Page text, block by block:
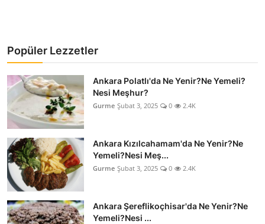
Popüler Lezzetler
Ankara Polatlı'da Ne Yenir?Ne Yemeli?
Nesi Meşhur?
Gurme Şubat 3, 2025 0 2.4K
Ankara Kızılcahamam'da Ne Yenir?Ne
Yemeli?Nesi Meş...
Gurme Şubat 3, 2025 0 2.4K
Ankara Şereflikoçhisar'da Ne Yenir?Ne
Yemeli?Nesi ...